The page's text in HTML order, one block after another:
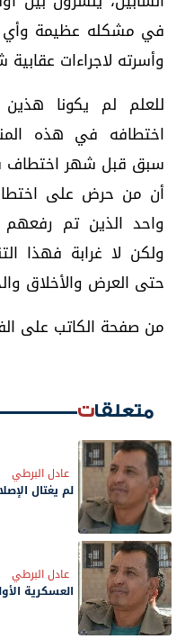
في مشكله عظيمة وأي
وأسرته لاجراءات
للعلم لم يكونا
اختطافه في هذه
سبق قبل شهر اختطاف
أن من حرض على
واحد الذين تم
ولكن لا غرابة فهذا
حتى العرض والأخلاق
من صفحة الكاتب على
متعلقات
عادل البرطي
لم يغتال
عادل البرطي
العسكرية